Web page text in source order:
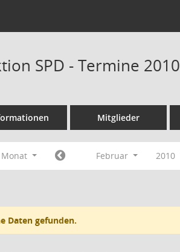
SPD - Termine 2010
Mitglieder
Monat Februar 2010
Daten gefunden.